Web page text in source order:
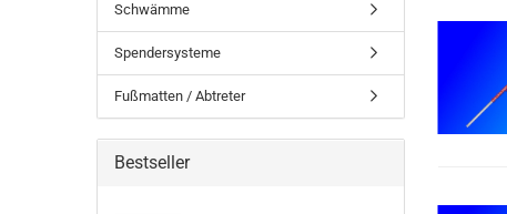
Schwämme
Spendersysteme
Fußmatten / Abtreter
Bestseller